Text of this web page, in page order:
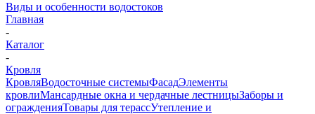
Виды и особенности водостоков
Главная
-
Каталог
-
Кровля
КровляВодосточные системыФасадЭлементы
кровлиМансардные окна и чердачные лестницыЗаборы и
огражденияТовары для терассУтепление и